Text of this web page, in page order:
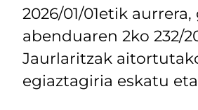
2026/01/01etik
abenduaren 2ko 232/
Jaurlaritzak
egiaztagiria eskatu